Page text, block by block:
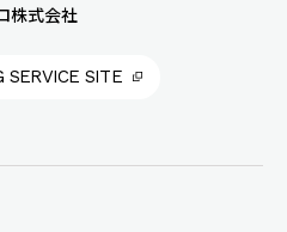
株式会社
SERVICE SITE